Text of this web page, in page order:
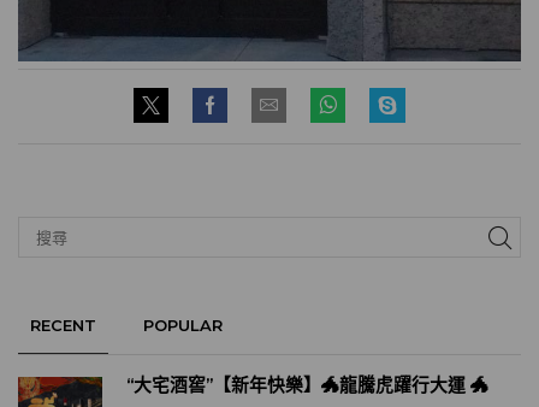
RECENT POPULAR
“大宅酒窖”【新年快樂】🐲龍騰虎躍行大運 🐲